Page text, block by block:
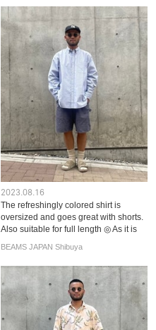
2023.08.16
The refreshingly colored shirt is
oversized and goes great with shorts.
Also suitable for full length ◎ As it is
BEAMS JAPAN Shibuya